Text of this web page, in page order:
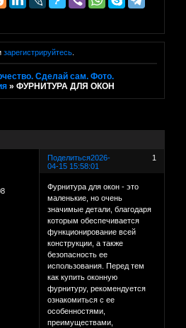
зарегистрируйтесь.
Сделай сам. Фото.
»ФУРНИТУРА ДЛЯ ОКОН
Поделиться 1
2026-
04-15 15:58:01
Фурнитура для окон - это
маленькие, но очень
значимые детали, благодаря
которым обеспечивается
функционирование всей
конструкции, а также
безопасность ее
использования. Перед тем
как купить оконную
фурнитуру, рекомендуется
ознакомиться с ее
особенностями,
преимуществами,